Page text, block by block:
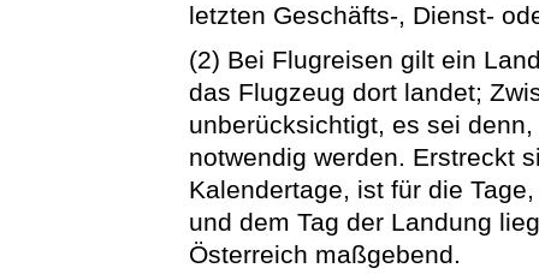
letzten Geschäfts-, Dienst-
(2) Bei Flugreisen gilt ein
das Flugzeug dort landet;
unberücksichtigt, es sei
notwendig werden. Erstreckt
Kalendertage, ist für die
und dem Tag der Landung
Österreich maßgebend.